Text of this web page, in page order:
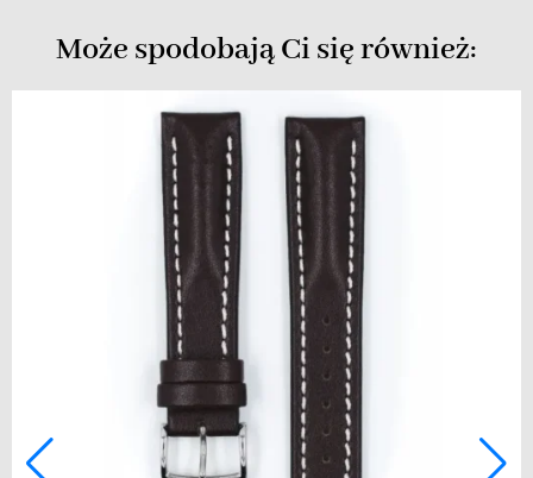
Może spodobają Ci się również: